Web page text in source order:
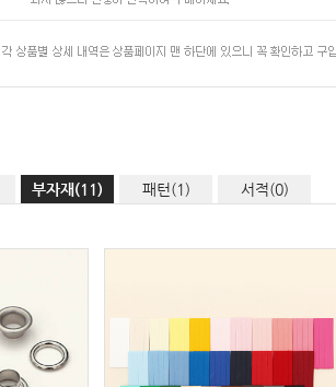
부자재(11) 패턴(1) 서적(0)